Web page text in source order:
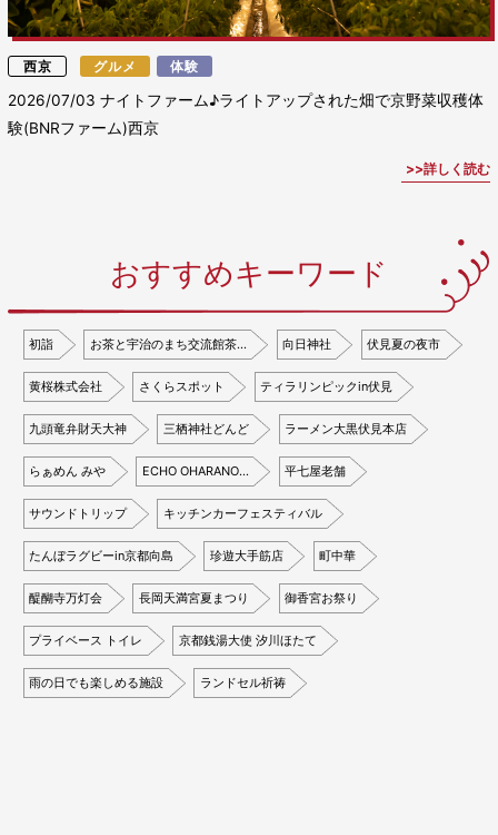
西京 グルメ 体験
2026/07/03ナイトファーム♪ライトアップされた畑で京野菜収穫体
験(BNRファーム)西京
詳しく読む
おすすめキーワード
初詣 お茶と宇治のまち交流館茶… 向日神社 伏見夏の夜市
黄桜株式会社 さくらスポット ティラリンピックin伏見
九頭竜弁財天大神 三栖神社どんど ラーメン大黒伏見本店
らぁめん みや ECHO OHARANO… 平七屋老舗
サウンドトリップ キッチンカーフェスティバル
たんぼラグビーin京都向島 珍遊大手筋店 町中華
醍醐寺万灯会 長岡天満宮夏まつり 御香宮お祭り
プライベース トイレ 京都銭湯大使 汐川ほたて
雨の日でも楽しめる施設 ランドセル祈祷